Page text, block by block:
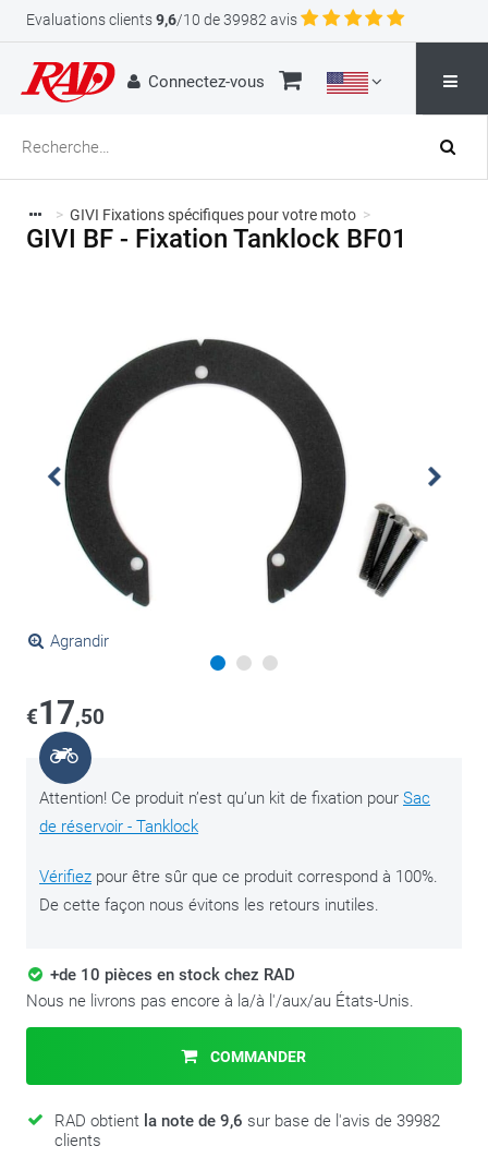
Evaluations clients9,6/10 de 39982 avis
Connectez-vous
> GIVI Fixations spécifiques pour votre moto >
GIVI BF - Fixation Tanklock BF01
Agrandir
€17,50
Attention! Ce produit n’est qu’un kit de fixation pour Sac
de réservoir - Tanklock
Vérifiez pour être sûr que ce produit correspond à 100%.
De cette façon nous évitons les retours inutiles.
+de 10 pièces en stock chez RAD
Nous ne livrons pas encore à la/à l'/aux/au États-Unis.
COMMANDER
RAD obtient la note de 9,6 sur base de l'avis de 39982
clients